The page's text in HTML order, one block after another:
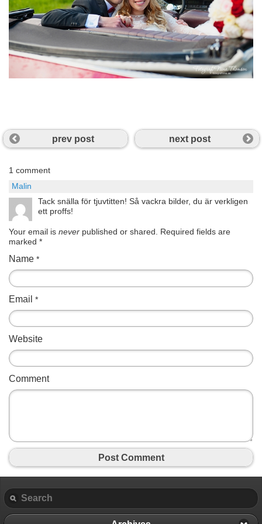
prev post next post
1 comment
Malin
Tack snälla för tjuvtitten! Så vackra bilder, du är verkligen
ett proffs!
Your email is never published or shared. Required fields are
marked *
Name *
Email *
Website
Comment
Post Comment